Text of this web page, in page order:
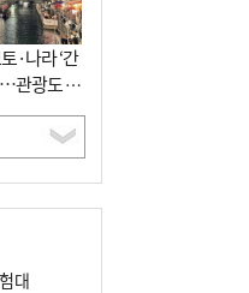
·나라 ‘간
관광도 뭉
대